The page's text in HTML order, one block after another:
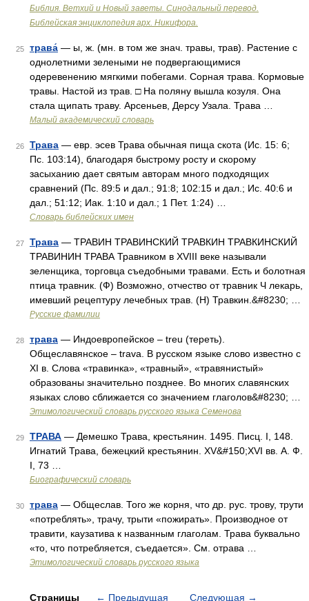
Библия. Ветхий и Новый заветы. Синодальный перевод.
Библейская энциклопедия арх. Никифора.
25 трава́ — ы, ж. (мн. в том же знач. травы, трав). Растение с
однолетними зелеными не подвергающимися
одеревенению мягкими побегами. Сорная трава. Кормовые
травы. Настой из трав. □ На поляну вышла козуля. Она
стала щипать траву. Арсеньев, Дерсу Узала. Трава …
Малый академический словарь
26 Трава — евр. эсев Трава обычная пища скота (Ис. 15: 6;
Пс. 103:14), благодаря быстрому росту и скорому
засыханию дает святым авторам много подходящих
сравнений (Пс. 89:5 и дал.; 91:8; 102:15 и дал.; Ис. 40:6 и
дал.; 51:12; Иак. 1:10 и дал.; 1 Пет. 1:24) …
Словарь библейских имен
27 Трава — ТРАВИН ТРАВИНСКИЙ ТРАВКИН ТРАВКИНСКИЙ
ТРАВИНИН ТРАВА Травником в XVIII веке называли
зеленщика, торговца съедобными травами. Есть и болотная
птица травник. (Ф) Возможно, отчество от травник Ч лекарь,
имевший рецептуру лечебных трав. (Н) Травкин.&#8230; …
Русские фамилии
28 трава — Индоевропейское – treu (тереть).
Общеславянское – trava. В русском языке слово известно с
XI в. Слова «травинка», «травный», «травянистый»
образованы значительно позднее. Во многих славянских
языках слово сближается со значением глаголов&#8230; …
Этимологический словарь русского языка Семенова
29 ТРАВА — Демешко Трава, крестьянин. 1495. Писц. I, 148.
Игнатий Трава, бежецкий крестьянин. XV&#150;XVI вв. А. Ф.
I, 73 …
Биографический словарь
30 трава — Общеслав. Того же корня, что др. рус. трову, трути
«потреблять», трачу, трыти «пожирать». Производное от
травити, каузатива к названным глаголам. Трава буквально
«то, что потребляется, съедается». См. отрава …
Этимологический словарь русского языка
Страницы ← Предыдущая Следующая →